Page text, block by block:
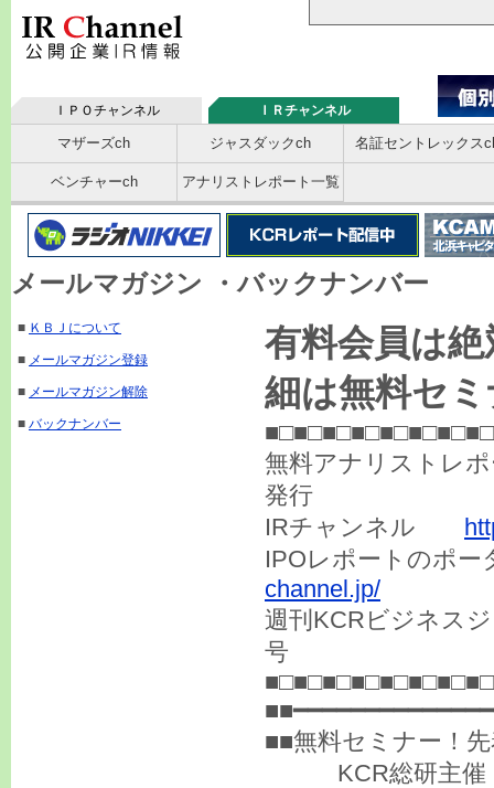
ＩＰＯチャンネル ＩＲチャンネル
マザーズch ジャスダックch 名証セントレックス
ベンチャーch アナリストレポート一覧
メールマガジン ・バックナンバー
■ ＫＢＪについて
■ メールマガジン登録
■ メールマガジン解除
■ バックナンバー
有料会員は
細は無料セ
無料アナリスト
発行
IRチャンネル
IPOレポートのポ
channel.jp/
週刊KCRビジネス
号
■■無料セミナー！
KCR総研主催